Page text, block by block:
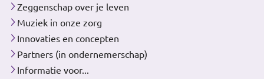
Zeggenschap over je leven
Muziek in onze zorg
Innovaties en concepten
Partners (in ondernemerschap)
Informatie voor...